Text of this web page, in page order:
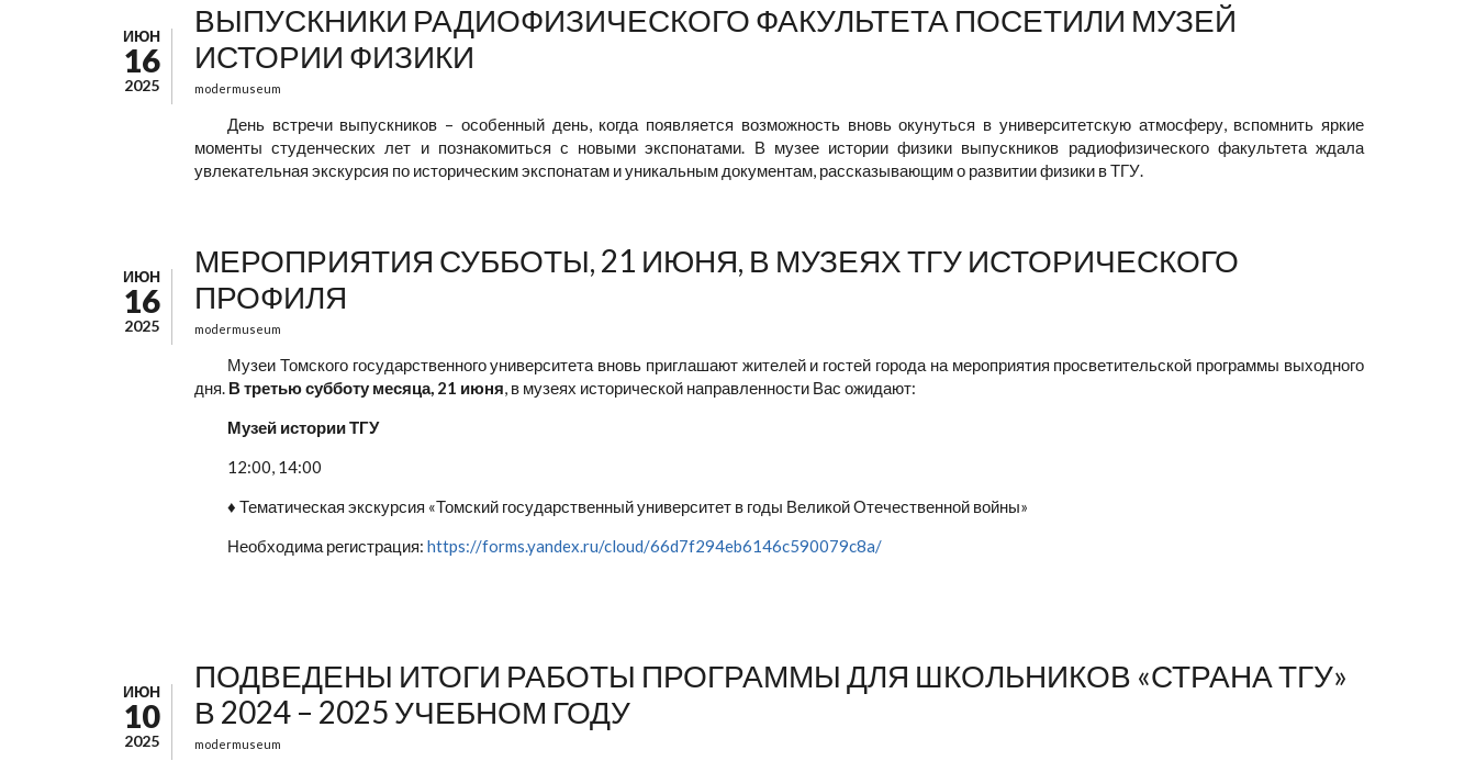
ИЮН
16
2025
ВЫПУСКНИКИ РАДИОФИЗИЧЕСКОГО ФАКУЛЬТЕТА ПОСЕТИЛИ МУЗЕЙ
ИСТОРИИ ФИЗИКИ
modermuseum
День встречи выпускников – особенный день, когда появляется возможность вновь окунуться в университетскую атмосферу, вспомнить яркие
моменты студенческих лет и познакомиться с новыми экспонатами. В музее истории физики выпускников радиофизического факультета ждала
увлекательная экскурсия по историческим экспонатам и уникальным документам, рассказывающим о развитии физики в ТГУ.
ИЮН
16
2025
МЕРОПРИЯТИЯ СУББОТЫ, 21 ИЮНЯ, В МУЗЕЯХ ТГУ ИСТОРИЧЕСКОГО
ПРОФИЛЯ
modermuseum
Музеи Томского государственного университета вновь приглашают жителей и гостей города на мероприятия просветительской программы выходного
дня. В третью субботу месяца, 21 июня, в музеях исторической направленности Вас ожидают:
Музей истории ТГУ
12:00, 14:00
♦ Тематическая экскурсия «Томский государственный университет в годы Великой Отечественной войны»
Необходима регистрация: https://forms.yandex.ru/cloud/66d7f294eb6146c590079c8a/
ИЮН
10
2025
ПОДВЕДЕНЫ ИТОГИ РАБОТЫ ПРОГРАММЫ ДЛЯ ШКОЛЬНИКОВ «СТРАНА ТГУ»
В 2024 – 2025 УЧЕБНОМ ГОДУ
modermuseum